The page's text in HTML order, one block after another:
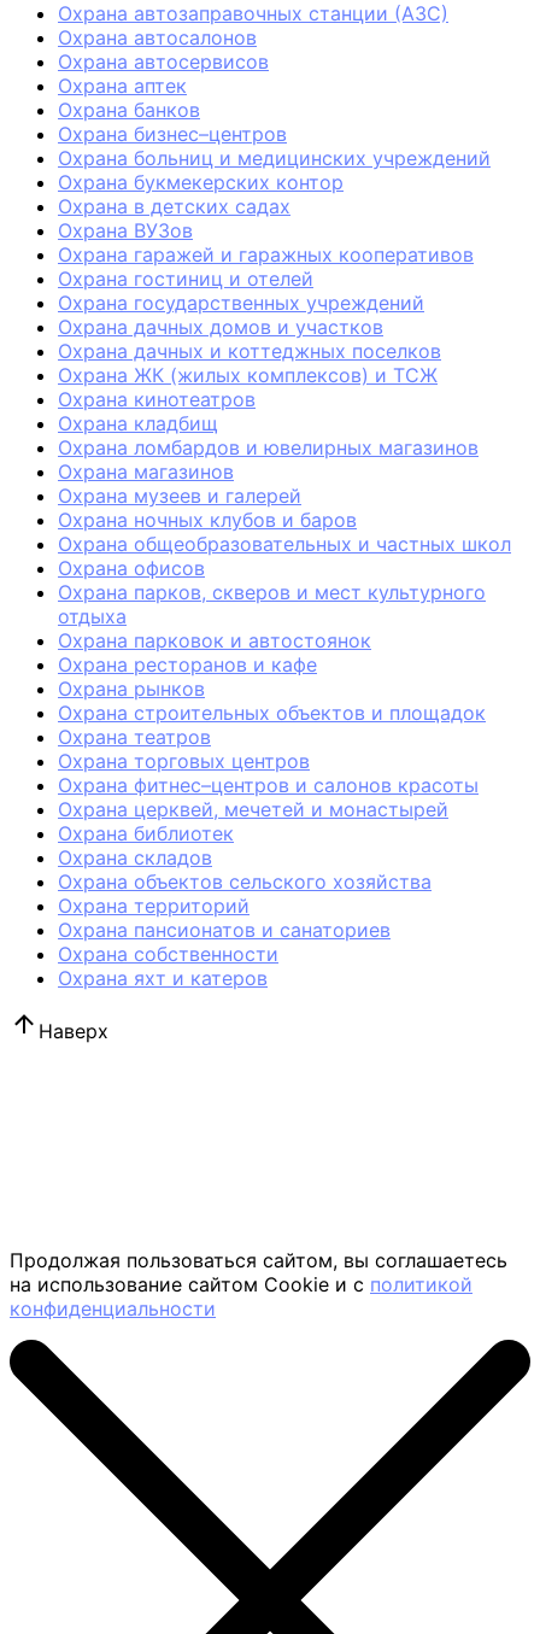
Охрана автозаправочных станции (АЗС)
Охрана автосалонов
Охрана автосервисов
Охрана аптек
Охрана банков
Охрана бизнес–центров
Охрана больниц и медицинских учреждений
Охрана букмекерских контор
Охрана в детских садах
Охрана ВУЗов
Охрана гаражей и гаражных кооперативов
Охрана гостиниц и отелей
Охрана государственных учреждений
Охрана дачных домов и участков
Охрана дачных и коттеджных поселков
Охрана ЖК (жилых комплексов) и ТСЖ
Охрана кинотеатров
Охрана кладбищ
Охрана ломбардов и ювелирных магазинов
Охрана магазинов
Охрана музеев и галерей
Охрана ночных клубов и баров
Охрана общеобразовательных и частных школ
Охрана офисов
Охрана парков, скверов и мест культурного
отдыха
Охрана парковок и автостоянок
Охрана ресторанов и кафе
Охрана рынков
Охрана строительных объектов и площадок
Охрана театров
Охрана торговых центров
Охрана фитнес–центров и салонов красоты
Охрана церквей, мечетей и монастырей
Охрана библиотек
Охрана складов
Охрана объектов сельского хозяйства
Охрана территорий
Охрана пансионатов и санаториев
Охрана собственности
Охрана яхт и катеров
Наверх
Продолжая пользоваться сайтом, вы соглашаетесь
на использование сайтом Cookie и с политикой
конфиденциальности